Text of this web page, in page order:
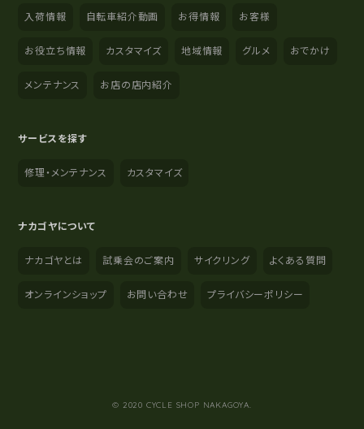
入荷情報 自転車紹介動画 お得情報 お客様
お役立ち情報 カスタマイズ 地域情報 グルメ おでかけ
メンテナンス お店の店内紹介
サービスを探す
修理・メンテナンス カスタマイズ
ナカゴヤについて
ナカゴヤとは 試乗会のご案内 サイクリング よくある質問
オンラインショップ お問い合わせ プライバシーポリシー
© 2020 CYCLE SHOP NAKAGOYA.